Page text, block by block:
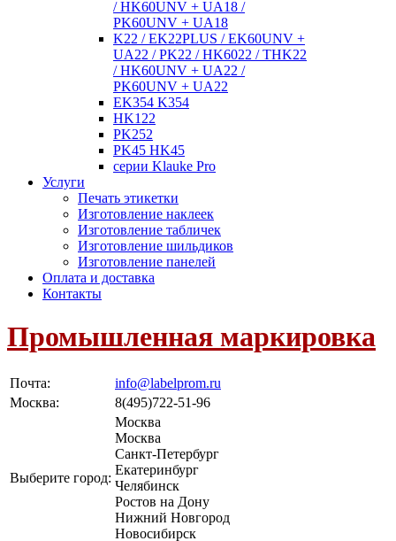
/ HK60UNV + UA18 /
PK60UNV + UA18
K22 / EK22PLUS / EK60UNV +
UA22 / PK22 / HK6022 / THK22
/ HK60UNV + UA22 /
PK60UNV + UA22
EK354 K354
HK122
PK252
PK45 HK45
серии Klauke Pro
Услуги
Печать этикетки
Изготовление наклеек
Изготовление табличек
Изготовление шильдиков
Изготовление панелей
Оплата и доставка
Контакты
Промышленная маркировка
Почта:
info@labelprom.ru
Москва: 8(495)722-51-96
Выберите город:
Москва
Москва
Санкт-Петербург
Екатеринбург
Челябинск
Ростов на Дону
Нижний Новгород
Новосибирск